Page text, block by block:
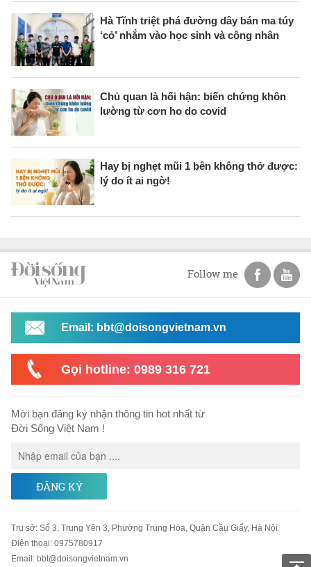
Hà Tĩnh triệt phá đường dây bán ma túy
‘cỏ’ nhắm vào học sinh và công nhân
Chủ quan là hối hận: biến chứng khôn
lường từ cơn ho do covid
Hay bị nghẹt mũi 1 bên không thở được:
lý do ít ai ngờ!
Follow me
Email: bbt@doisongvietnam.vn
Gọi hotline: 0989 316 721
Mời bạn đăng ký nhận thông tin hot nhất từ
Đời Sống Việt Nam !
ĐĂNG KÝ
Trụ sở: Số 3, Trung Yên 3, Phường Trung Hòa, Quận Cầu Giấy, Hà Nội
Điện thoại: 0975780917
Email: bbt@doisongvietnam.vn